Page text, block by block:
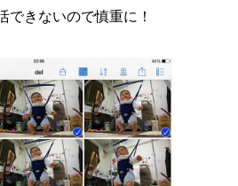
できないので慎重に！